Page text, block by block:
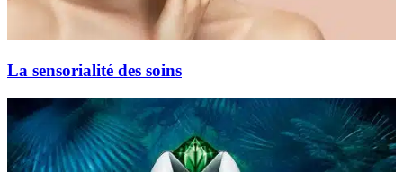
La sensorialité des soins